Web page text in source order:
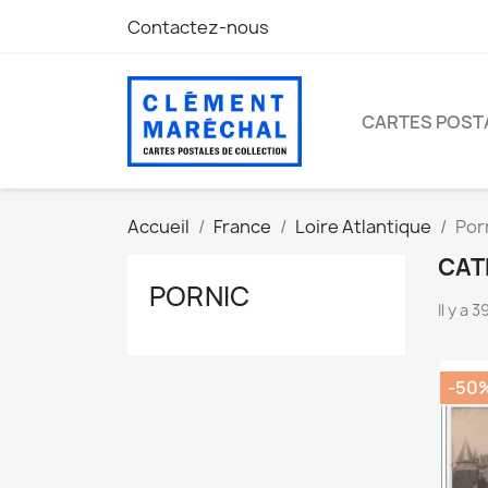
Contactez-nous
CARTES
Accueil France Loire Atlantique
PORNIC Il y a
-